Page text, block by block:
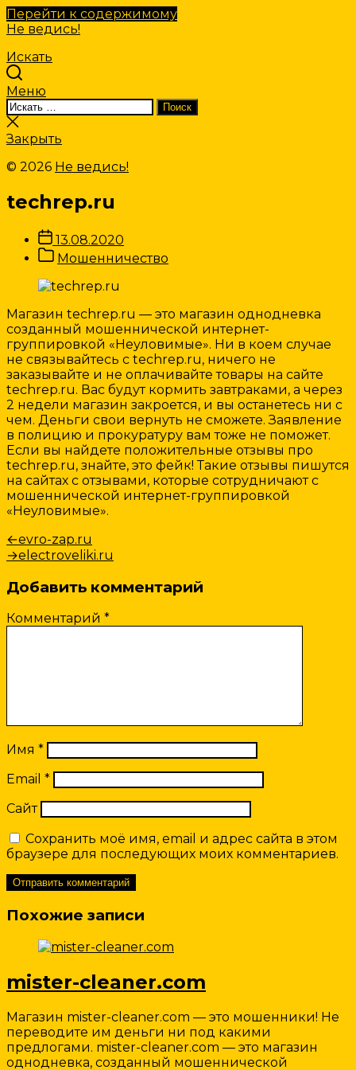
Перейти к содержимому
Не ведись!
Искать
Меню
Искать:
Поиск
Закрыть
поиск
Закрыть
© 2026 Не ведись!
techrep.ru
Дата
записи
13.08.2020
Категории
Записи
Мошенничество
Магазин techrep.ru — это магазин однодневка
созданный мошеннической интернет-
группировкой «Неуловимые». Ни в коем случае
не связывайтесь с techrep.ru, ничего не
заказывайте и не оплачивайте товары на сайте
techrep.ru. Вас будут кормить завтраками, а через
2 недели магазин закроется, и вы останетесь ни с
чем. Деньги свои вернуть не сможете. Заявление
в полицию и прокуратуру вам тоже не поможет.
Если вы найдете положительные отзывы про
techrep.ru, знайте, это фейк! Такие отзывы пишутся
на сайтах с отзывами, которые сотрудничают с
мошеннической интернет-группировкой
«Неуловимые».
Навигация
по
записям
←Предыдущая
запись:
evro-zap.ru
→Следующая
electroveliki.ru
Добавить комментарий
Комментарий *
Имя *
Email *
Сайт
Сохранить моё имя, email и адрес сайта в этом
браузере для последующих моих комментариев.
Похожие записи
mister-cleaner.com
Магазин mister-cleaner.com — это мошенники! Не
переводите им деньги ни под какими
предлогами. mister-cleaner.com — это магазин
однодневка, созданный мошеннической